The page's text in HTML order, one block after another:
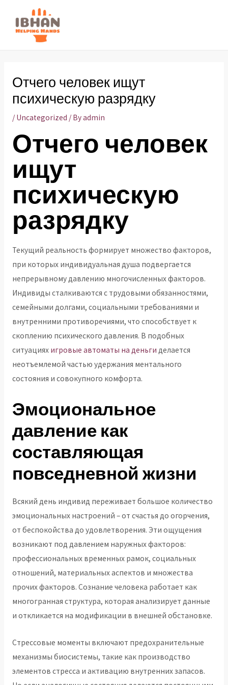
content
Отчего человек ищут
психическую разрядку
/ Uncategorized / Byadmin
Отчего человек
ищут
психическую
разрядку
Текущий реальность формирует множество факторов,
при которых индивидуальная душа подвергается
непрерывному давлению многочисленных факторов.
Индивиды сталкиваются с трудовыми обязанностями,
семейными долгами, социальными требованиями и
внутренними противоречиями, что способствует к
скоплению психического давления. В подобных
ситуациях игровые автоматы на деньги делается
неотъемлемой частью удержания ментального
состояния и совокупного комфорта.
Эмоциональное
давление как
составляющая
повседневной жизни
Всякий день индивид переживает большое количество
эмоциональных настроений – от счастья до огорчения,
от беспокойства до удовлетворения. Эти ощущения
возникают под давлением наружных факторов:
профессиональных временных рамок, социальных
отношений, материальных аспектов и множества
прочих факторов. Сознание человека работает как
многогранная структура, которая анализирует данные
и откликается на модификации в внешней обстановке.
Стрессовые моменты включают предохранительные
механизмы биосистемы, такие как производство
элементов стресса и активацию внутренних запасов.